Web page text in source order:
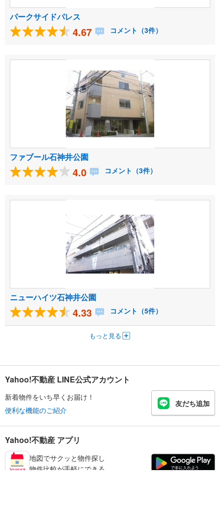
パークサイドパレス
4.67 コメント（3件）
ファブール石神井公園
4.0 コメント（3件）
ニューハイツ石神井公園
4.33 コメント（5件）
もっと見る
Yahoo!不動産 LINE公式アカウント
新着物件をいち早くお届け！
便利な機能のご紹介
友だち追加
Yahoo!不動産 アプリ
地図でサクッと物件探し
物件比較が手軽にできる